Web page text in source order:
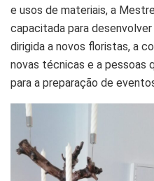
e usos de materiais, a
capacitada para
dirigida a novos floristas, a
novas técnicas e a pessoas
para a preparação de